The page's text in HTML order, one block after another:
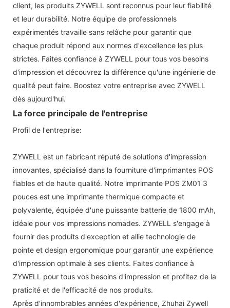
client, les produits ZYWELL sont reconnus pour leur fiabilité
et leur durabilité. Notre équipe de professionnels
expérimentés travaille sans relâche pour garantir que
chaque produit répond aux normes d'excellence les plus
strictes. Faites confiance à ZYWELL pour tous vos besoins
d'impression et découvrez la différence qu'une ingénierie de
qualité peut faire. Boostez votre entreprise avec ZYWELL
dès aujourd'hui.
La force principale de l'entreprise
Profil de l'entreprise:
ZYWELL est un fabricant réputé de solutions d'impression
innovantes, spécialisé dans la fourniture d'imprimantes POS
fiables et de haute qualité. Notre imprimante POS ZM01 3
pouces est une imprimante thermique compacte et
polyvalente, équipée d'une puissante batterie de 1800 mAh,
idéale pour vos impressions nomades. ZYWELL s'engage à
fournir des produits d'exception et allie technologie de
pointe et design ergonomique pour garantir une expérience
d'impression optimale à ses clients. Faites confiance à
ZYWELL pour tous vos besoins d'impression et profitez de la
praticité et de l'efficacité de nos produits.
Après d'innombrables années d'expérience, Zhuhai Zywell